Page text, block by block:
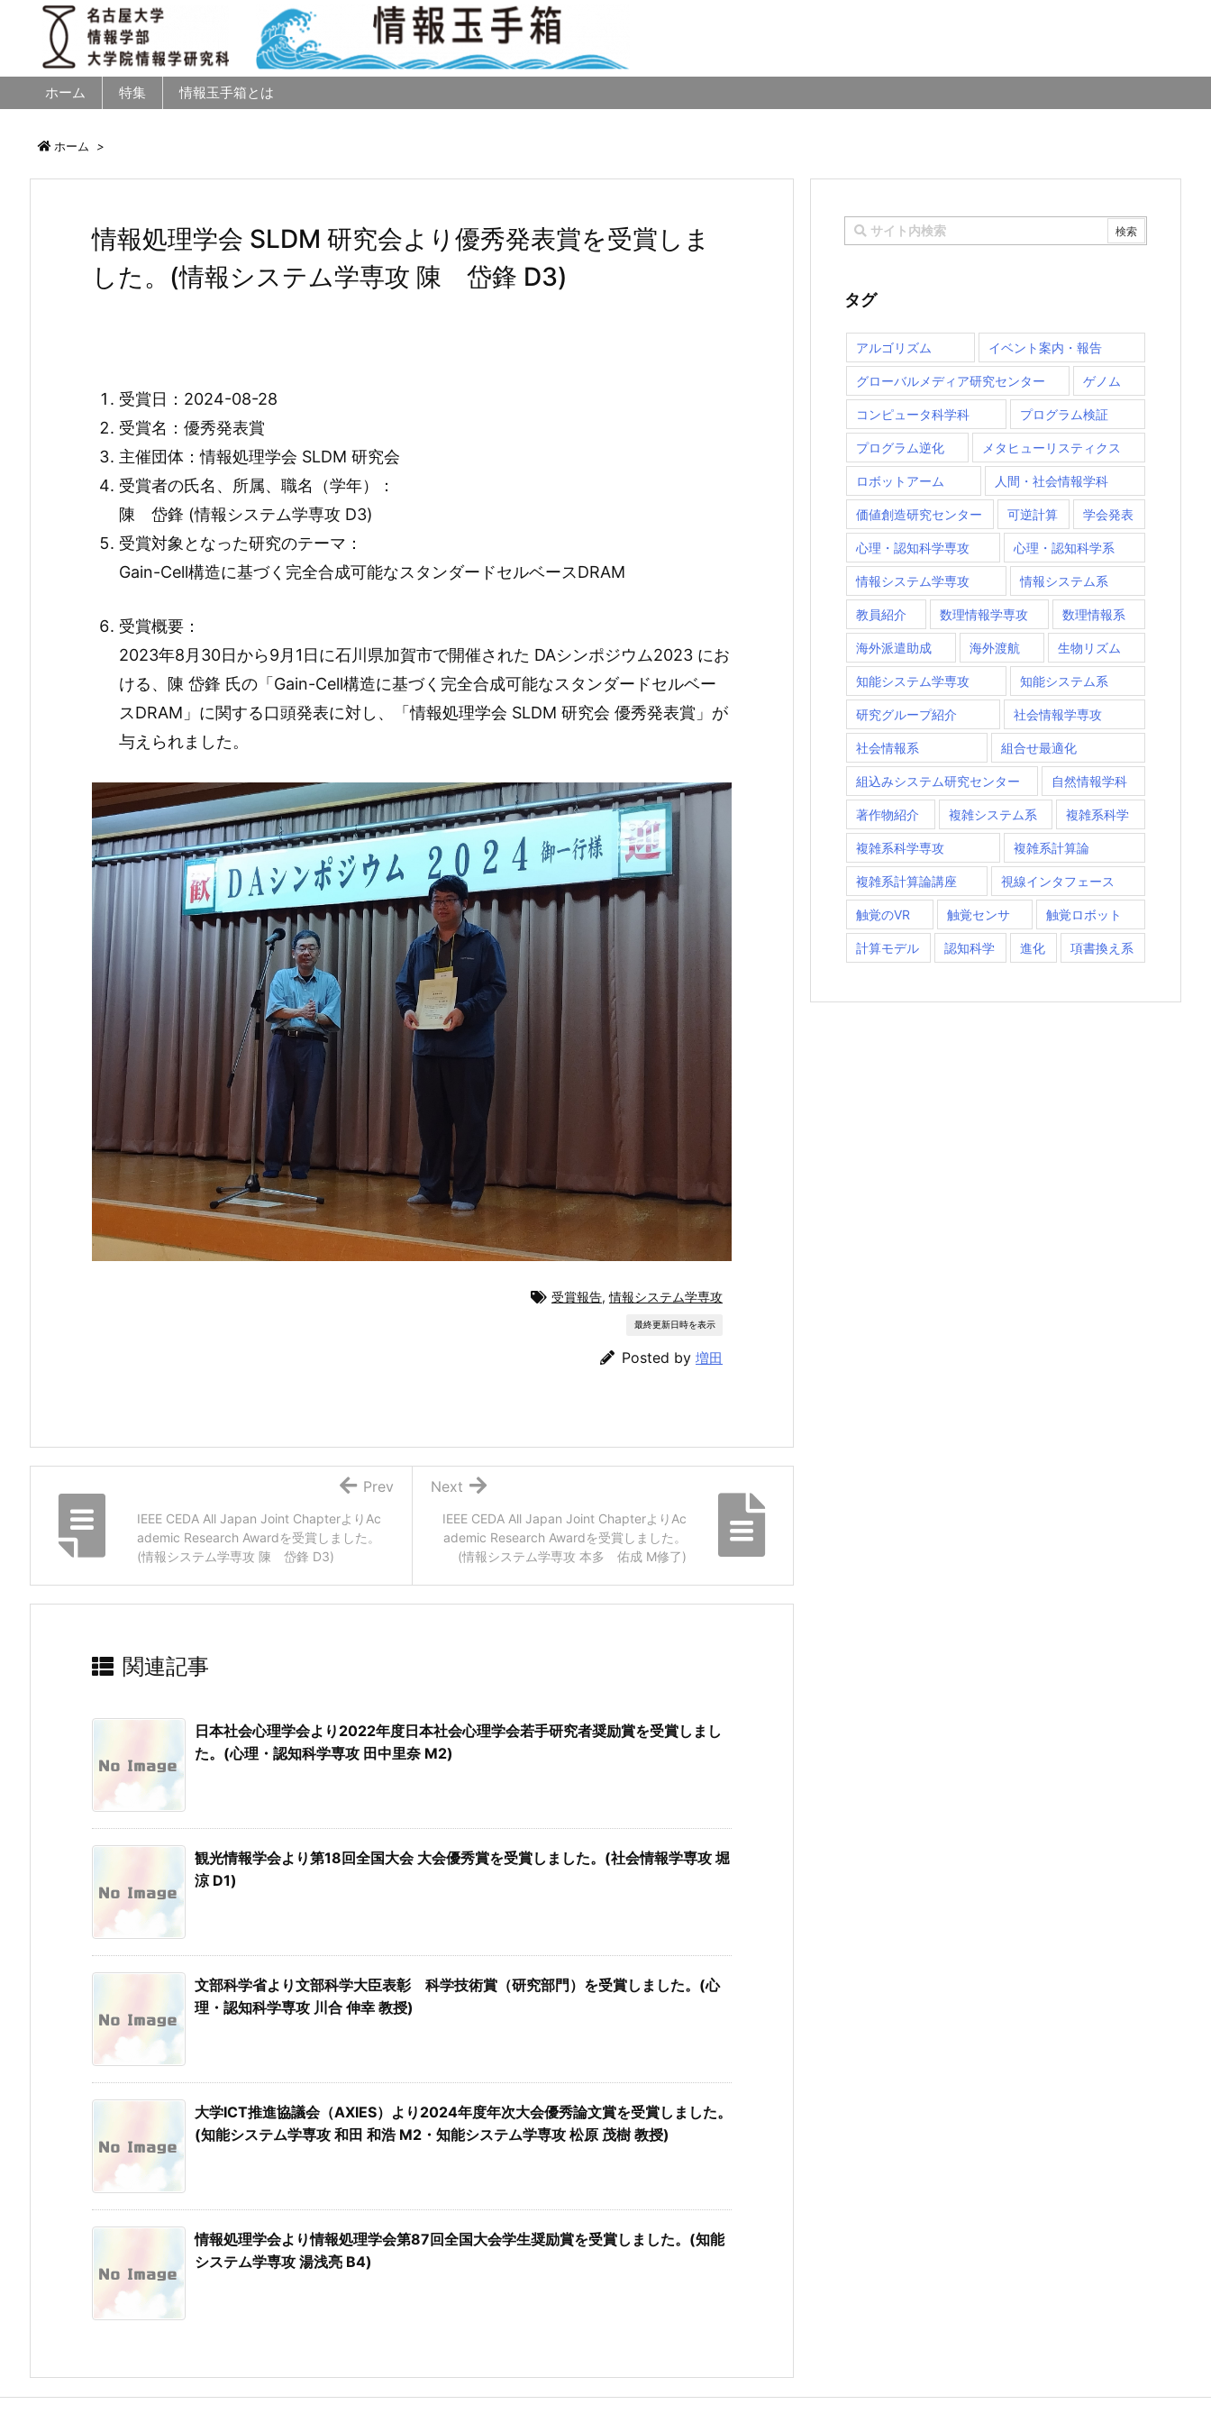
ホーム 特集 情報玉手箱とは
ホーム >
情報処理学会 SLDM 研究会より優秀発表賞を受賞しま
した。(情報システム学専攻 陳 岱鋒 D3)
受賞日：2024-08-28
受賞名：優秀発表賞
主催団体：情報処理学会 SLDM 研究会
受賞者の氏名、所属、職名（学年）：
陳 岱鋒 (情報システム学専攻 D3)
受賞対象となった研究のテーマ：
Gain-Cell構造に基づく完全合成可能なスタンダードセルベースDRAM
受賞概要：
2023年8月30日から9月1日に石川県加賀市で開催された DAシンポジウム2023 にお
ける、陳 岱鋒 氏の「Gain-Cell構造に基づく完全合成可能なスタンダードセルベー
スDRAM」に関する口頭発表に対し、「情報処理学会 SLDM 研究会 優秀発表賞」が
与えられました。
受賞報告,情報システム学専攻
最終更新日時を表示
Posted by 増田
IEEE CEDA All Japan Joint ChapterよりAc
ademic Research Awardを受賞しました。
(情報システム学専攻 本多 佑成 M修了)
Next
IEEE CEDA All Japan Joint ChapterよりAc
ademic Research Awardを受賞しました。
(情報システム学専攻 陳 岱鋒 D3)
Prev
関連記事
日本社会心理学会より2022年度日本社会心理学会若手研究者奨励賞を受賞しまし
た。(心理・認知科学専攻 田中里奈 M2)
観光情報学会より第18回全国大会 大会優秀賞を受賞しました。(社会情報学専攻 堀
涼 D1)
文部科学省より文部科学大臣表彰 科学技術賞（研究部門）を受賞しました。(心
理・認知科学専攻 川合 伸幸 教授)
大学ICT推進協議会（AXIES）より2024年度年次大会優秀論文賞を受賞しました。
(知能システム学専攻 和田 和浩 M2・知能システム学専攻 松原 茂樹 教授)
情報処理学会より情報処理学会第87回全国大会学生奨励賞を受賞しました。(知能
システム学専攻 湯浅亮 B4)
タグ
アルゴリズム イベント案内・報告
グローバルメディア研究センター ゲノム
コンピュータ科学科 プログラム検証
プログラム逆化 メタヒューリスティクス
ロボットアーム 人間・社会情報学科
価値創造研究センター 可逆計算 学会発表
心理・認知科学専攻 心理・認知科学系
情報システム学専攻 情報システム系
教員紹介 数理情報学専攻 数理情報系
海外派遣助成 海外渡航 生物リズム
知能システム学専攻 知能システム系
研究グループ紹介 社会情報学専攻
社会情報系 組合せ最適化
組込みシステム研究センター 自然情報学科
著作物紹介 複雑システム系 複雑系科学
複雑系科学専攻 複雑系計算論
複雑系計算論講座 視線インタフェース
触覚のVR 触覚センサ 触覚ロボット
計算モデル 認知科学 進化 項書換え系